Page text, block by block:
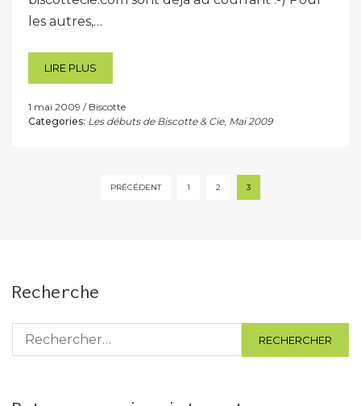
les autres,…
LIRE PLUS
1 mai 2009
Biscotte
Categories: Les débuts de Biscotte & Cie, Mai 2009
PRÉCÉDENT 1 2 3
Recherche
Rechercher :